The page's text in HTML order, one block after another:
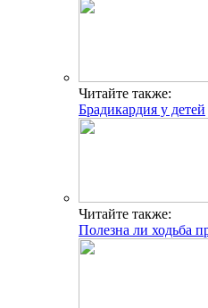
Читайте также:
Брадикардия у детей
Читайте также:
Полезна ли ходьба